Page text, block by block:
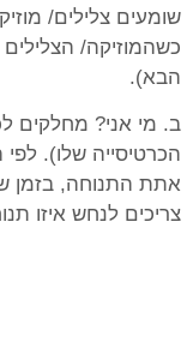
שומעים צלילים/
כשהמוזיקה/
הבא).
ב. מי אני? מחלקים
הכרטיסייה שלו).
אתת התנוחה, בזמן
צריכים לנחש איזו